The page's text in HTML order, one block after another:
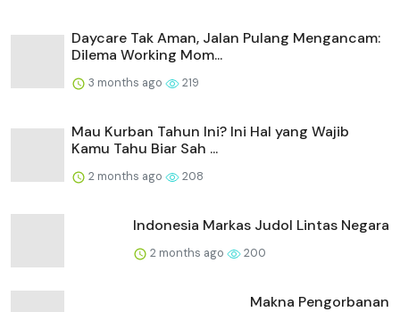
Daycare Tak Aman, Jalan Pulang Mengancam:
Dilema Working Mom...
3 months ago 219
Mau Kurban Tahun Ini? Ini Hal yang Wajib
Kamu Tahu Biar Sah ...
2 months ago 208
Indonesia Markas Judol Lintas Negara
2 months ago 200
Makna Pengorbanan